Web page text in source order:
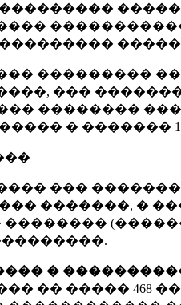
���������
���
��������
� �������
���
�������, �
�
�� ����� 468